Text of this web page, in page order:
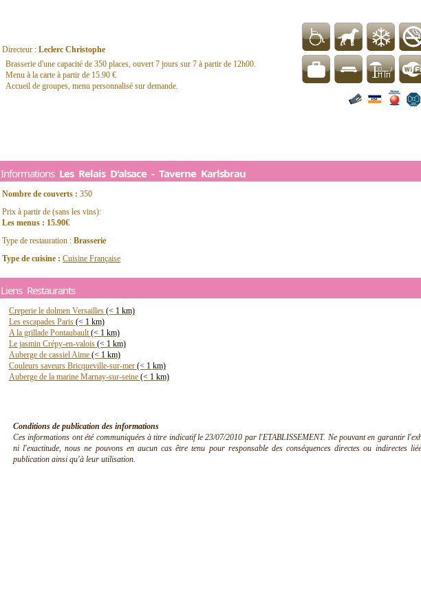
Directeur : Leclerc Christophe
Brasserie d'une capacité de 350 places, ouvert 7 jours sur 7 à partir de 12h00.
Menu à la carte à partir de 15.90 €
Accueil de groupes, menu personnalisé sur demande.
Informations Les Relais D'alsace - Taverne Karlsbrau
Nombre de couverts : 350
Prix à partir de (sans les vins):
Les menus : 15.90€
Type de restauration : Brasserie
Type de cuisine : Cuisine Française
Liens Restaurants
Creperie le dolmen Versailles (< 1 km)
Les escapades Paris (< 1 km)
A la grillade Pontaubault(< 1 km)
Le jasmin Crépy-en-valois (< 1 km)
Auberge de cassiel Aime (< 1 km)
Couleurs saveurs Bricqueville-sur-mer (< 1 km)
Auberge de la marine Marnay-sur-seine (< 1 km)
Conditions de publication des informations
Ces informations ont été communiquées à titre indicatif le 23/07/2010 par l'ETABLISSEMENT. Ne pouvant en garantir
ni l'exactitude, nous ne pouvons en aucun cas être tenu pour responsable des conséquences directes ou indirectes
publication ainsi qu'à leur utilisation.